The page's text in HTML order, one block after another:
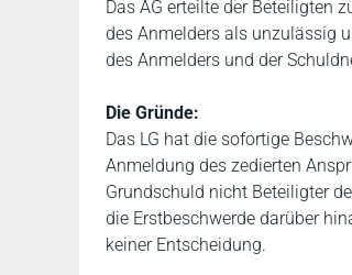
Das AG erteilte der Beteiligten
des Anmelders als unzulässig
des Anmelders und der
Die Gründe:
Das LG hat die sofortige
Anmeldung des zedierten
Grundschuld nicht Beteiligter
die Erstbeschwerde darüber
keiner Entscheidung.